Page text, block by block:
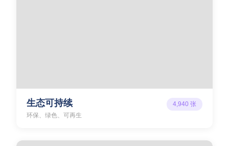
生态可持续
环保、绿色、可再生
4,940 张